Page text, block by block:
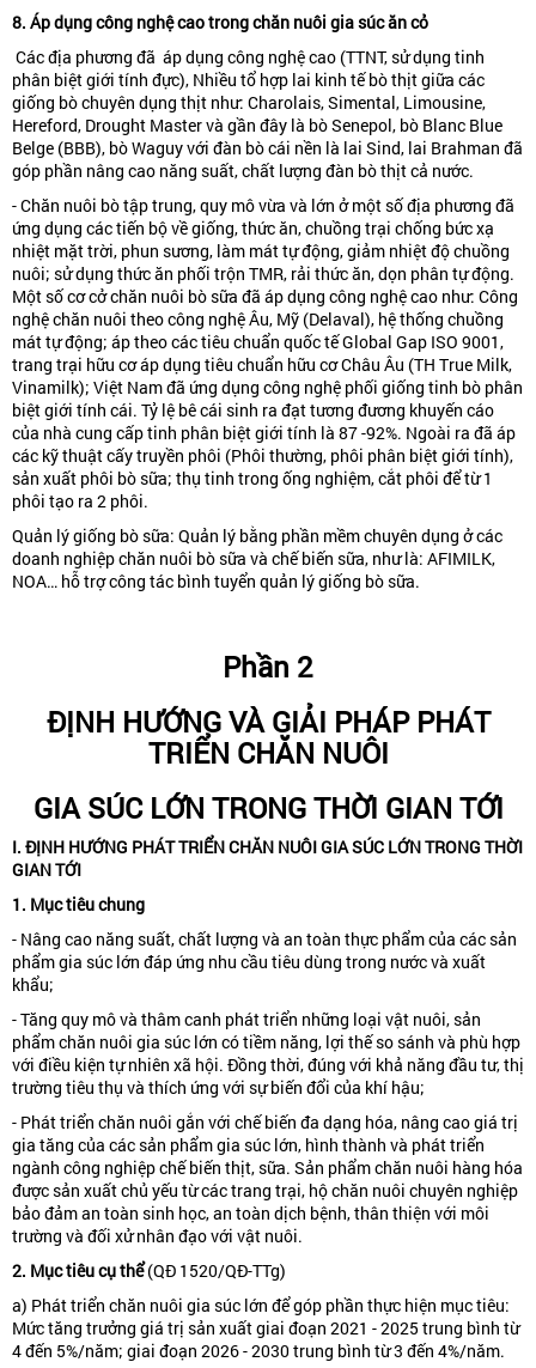
8. Áp dụng công nghệ cao trong chăn nuôi gia súc ăn cỏ
Các địa phương đã áp dụng công nghệ cao (TTNT, sử dụng tinh
phân biệt giới tính đực), Nhiều tổ hợp lai kinh tế bò thịt giữa các
giống bò chuyên dụng thịt như: Charolais, Simental, Limousine,
Hereford, Drought Master và gần đây là bò Senepol, bò Blanc Blue
Belge (BBB), bò Waguy với đàn bò cái nền là lai Sind, lai Brahman đã
góp phần nâng cao năng suất, chất lượng đàn bò thịt cả nước.
- Chăn nuôi bò tập trung, quy mô vừa và lớn ở một số địa phương đã
ứng dụng các tiến bộ về giống, thức ăn, chuồng trại chống bức xạ
nhiệt mặt trời, phun sương, làm mát tự động, giảm nhiệt độ chuồng
nuôi; sử dụng thức ăn phối trộn TMR, rải thức ăn, dọn phân tự động.
Một số cơ cở chăn nuôi bò sữa đã áp dụng công nghệ cao như: Công
nghệ chăn nuôi theo công nghệ Âu, Mỹ (Delaval), hệ thống chuồng
mát tự động; áp theo các tiêu chuẩn quốc tế Global Gap ISO 9001,
trang trại hữu cơ áp dụng tiêu chuẩn hữu cơ Châu Âu (TH True Milk,
Vinamilk); Việt Nam đã ứng dụng công nghệ phối giống tinh bò phân
biệt giới tính cái. Tỷ lệ bê cái sinh ra đạt tương đương khuyến cáo
của nhà cung cấp tinh phân biệt giới tính là 87 -92%. Ngoài ra đã áp
các kỹ thuật cấy truyền phôi (Phôi thường, phôi phân biệt giới tính),
sản xuất phôi bò sữa; thụ tinh trong ống nghiệm, cắt phôi để từ 1
phôi tạo ra 2 phôi.
Quản lý giống bò sữa: Quản lý bằng phần mềm chuyên dụng ở các
doanh nghiệp chăn nuôi bò sữa và chế biến sữa, như là: AFIMILK,
NOA… hỗ trợ công tác bình tuyển quản lý giống bò sữa.
Phần 2
ĐỊNH HƯỚNG VÀ GIẢI PHÁP PHÁT
TRIỂN CHĂN NUÔI
GIA SÚC LỚN TRONG THỜI GIAN TỚI
I. ĐỊNH HƯỚNG PHÁT TRIỂN CHĂN NUÔI GIA SÚC LỚN TRONG THỜI
GIAN TỚI
1. Mục tiêu chung
- Nâng cao năng suất, chất lượng và an toàn thực phẩm của các sản
phẩm gia súc lớn đáp ứng nhu cầu tiêu dùng trong nước và xuất
khẩu;
- Tăng quy mô và thâm canh phát triển những loại vật nuôi, sản
phẩm chăn nuôi gia súc lớn có tiềm năng, lợi thế so sánh và phù hợp
với điều kiện tự nhiên xã hội. Đồng thời, đúng với khả năng đầu tư, thị
trường tiêu thụ và thích ứng với sự biến đổi của khí hậu;
- Phát triển chăn nuôi gắn với chế biến đa dạng hóa, nâng cao giá trị
gia tăng của các sản phẩm gia súc lớn, hình thành và phát triển
ngành công nghiệp chế biến thịt, sữa. Sản phẩm chăn nuôi hàng hóa
được sản xuất chủ yếu từ các trang trại, hộ chăn nuôi chuyên nghiệp
bảo đảm an toàn sinh học, an toàn dịch bệnh, thân thiện với môi
trường và đối xử nhân đạo với vật nuôi.
2. Mục tiêu cụ thể(QĐ 1520/QĐ-TTg)
a) Phát triển chăn nuôi gia súc lớn để góp phần thực hiện mục tiêu:
Mức tăng trưởng giá trị sản xuất giai đoạn 2021 - 2025 trung bình từ
4 đến 5%/năm; giai đoạn 2026 - 2030 trung bình từ 3 đến 4%/năm.